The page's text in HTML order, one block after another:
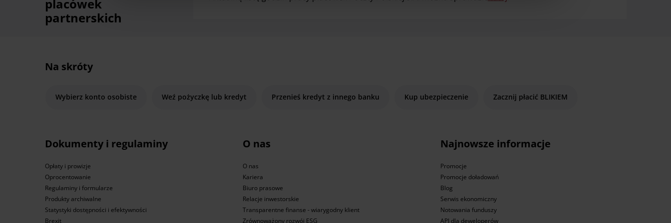
placówek
partnerskich
Na skróty
Wybierz konto osobiste Weź pożyczkę lub kredyt Przenieś kredyt z innego banku Kup ubezpieczenie Zacznij płacić BLIKIEM
Dokumenty i regulaminy
Opłaty i prowizje
Oprocentowanie
Regulaminy i formularze
Produkty archiwalne
Statystyki dostępności i efektywności
Brexit
O nas
O nas
Kariera
Biuro prasowe
Relacje inwestorskie
Transparentne finanse - wiarygodny klient
Zrównoważony rozwój ESG
Najnowsze informacje
Promocje
Promocje doładowań
Blog
Serwis ekonomiczny
Notowania funduszy
API dla deweloperów